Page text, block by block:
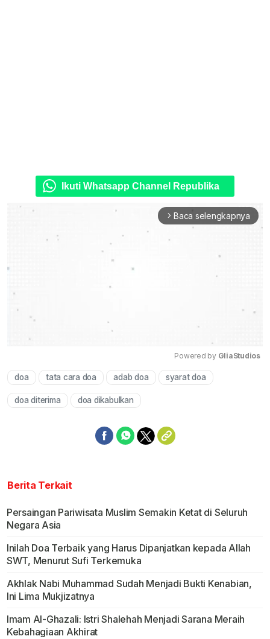
Ikuti Whatsapp Channel Republika
arrow_forward_ios Baca selengkapnya
Powered by GliaStudios
doa tata cara doa adab doa syarat doa
doa diterima doa dikabulkan
Berita Terkait
Persaingan Pariwisata Muslim Semakin Ketat di Seluruh
Negara Asia
Inilah Doa Terbaik yang Harus Dipanjatkan kepada Allah
SWT, Menurut Sufi Terkemuka
Akhlak Nabi Muhammad Sudah Menjadi Bukti Kenabian,
Ini Lima Mukjizatnya
Imam Al-Ghazali: Istri Shalehah Menjadi Sarana Meraih
Kebahagiaan Akhirat